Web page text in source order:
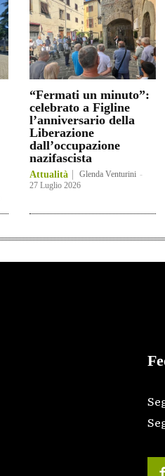
“Fermati un minuto”:
celebrato a Figline
l’anniversario della
Liberazione
dall’occupazione
nazifascista
Attualità Glenda Venturini -
27 Luglio 2026